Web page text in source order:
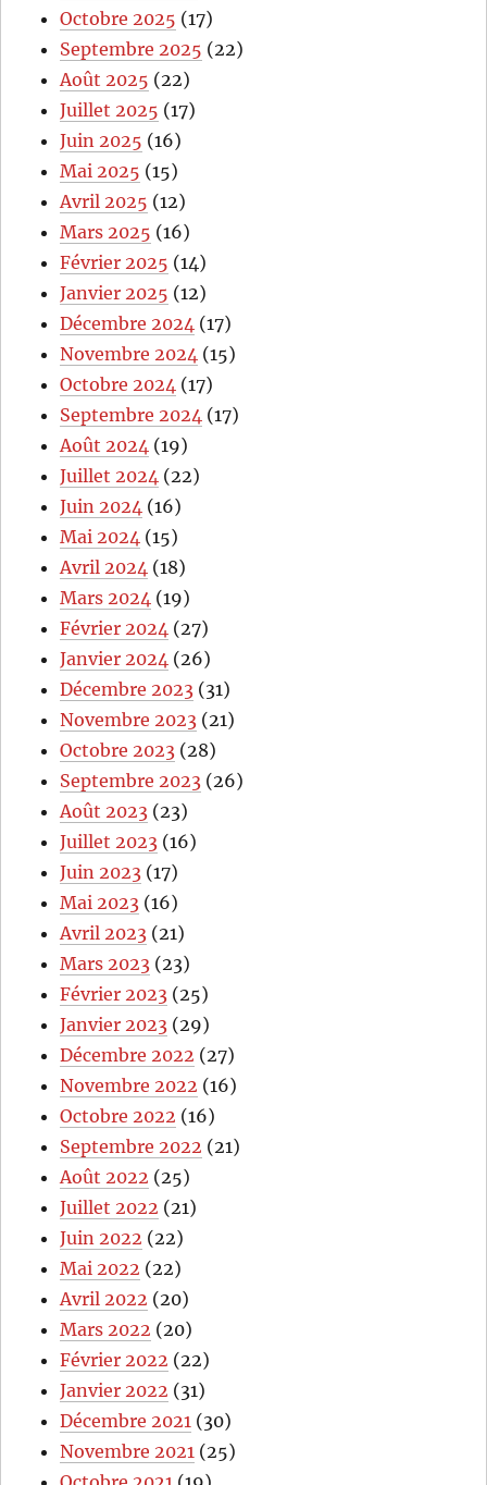
Octobre 2025 (17)
Septembre 2025 (22)
Août 2025 (22)
Juillet 2025 (17)
Juin 2025 (16)
Mai 2025 (15)
Avril 2025 (12)
Mars 2025 (16)
Février 2025 (14)
Janvier 2025 (12)
Décembre 2024 (17)
Novembre 2024 (15)
Octobre 2024 (17)
Septembre 2024 (17)
Août 2024 (19)
Juillet 2024 (22)
Juin 2024 (16)
Mai 2024 (15)
Avril 2024 (18)
Mars 2024 (19)
Février 2024 (27)
Janvier 2024 (26)
Décembre 2023 (31)
Novembre 2023 (21)
Octobre 2023 (28)
Septembre 2023 (26)
Août 2023 (23)
Juillet 2023 (16)
Juin 2023 (17)
Mai 2023 (16)
Avril 2023 (21)
Mars 2023 (23)
Février 2023 (25)
Janvier 2023 (29)
Décembre 2022 (27)
Novembre 2022 (16)
Octobre 2022 (16)
Septembre 2022 (21)
Août 2022 (25)
Juillet 2022 (21)
Juin 2022 (22)
Mai 2022 (22)
Avril 2022 (20)
Mars 2022 (20)
Février 2022 (22)
Janvier 2022 (31)
Décembre 2021 (30)
Novembre 2021 (25)